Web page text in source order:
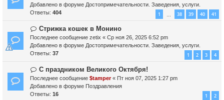
е
о
е
и
е
в
о
с
о
е
и
е
Добавлено в форуме Достопримечательности. Заведения, услуги.
Ответы: 404 1 38 39 40 41
Н
о
в
о
с
о
Стрижка кошек в Монино
Последнее сообщение zetix « Ср ноя 26, 2025 6:52 pm
Добавлено в форуме Достопримечательности. Заведения, услуги.
Ответы: 37 1 2 3 4
Н
о
в
о
С праздником Великого Октября!
Последнее сообщение $tamper« Пт ноя 07, 2025 1:27 pm
Добавлено в форуме Поздравления
Ответы: 16 1 2